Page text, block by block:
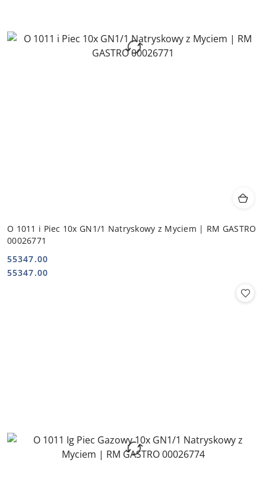
O 1011 i Piec 10x GN1/1 Natryskowy z Myciem | RM GASTRO
00026771
Cena:
55347.00
Cena:
55347.00